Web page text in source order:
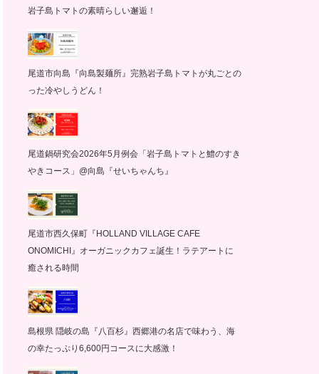
岩子島トマトの素晴らしい邂逅！
尾道市向島『向島製麺所』完熟岩子島トマトが丸ごとの
った冷やしうどん！
尾道鍋研究会2026年5月例会「岩子島トマトと鱧のすき
やきコース」@向島『せいちゃんち』
尾道市西久保町『HOLLAND VILLAGE CAFE
ONOMICHI』オーガニックカフェ誕生！ラテアートに
癒される時間
島根県 隠岐の島『八百杉』西郷港の名店で味わう、海
の幸たっぷり6,600円コースに大感激！